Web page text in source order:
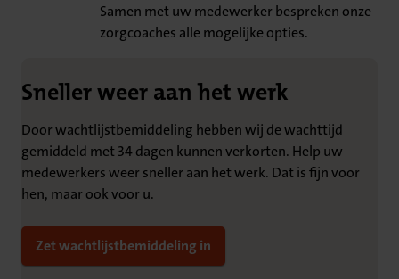
Samen met uw medewerker bespreken onze
zorgcoaches alle mogelijke opties.
Sneller weer aan het werk
Door wachtlijstbemiddeling hebben wij de wachttijd
gemiddeld met 34 dagen kunnen verkorten. Help uw
medewerkers weer sneller aan het werk. Dat is fijn voor
hen, maar ook voor u.
Zet wachtlijstbemiddeling in